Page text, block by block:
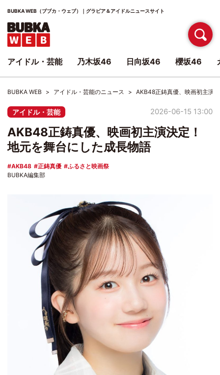
BUBKA WEB（ブブカ・ウェブ）｜グラビア＆アイドルニュースサイト
BUBKA WEB アイドル・芸能のニュース AKB48正鋳真優、映画初主演
アイドル・芸能 2026-06-15 13:00
AKB48正鋳真優、映画初主演決定！
地元を舞台にした成長物語
AKB48 正鋳真優
ふるさと映画祭
BUBKA編集部
アイドル・芸能 乃木坂46 日向坂46 櫻坂46